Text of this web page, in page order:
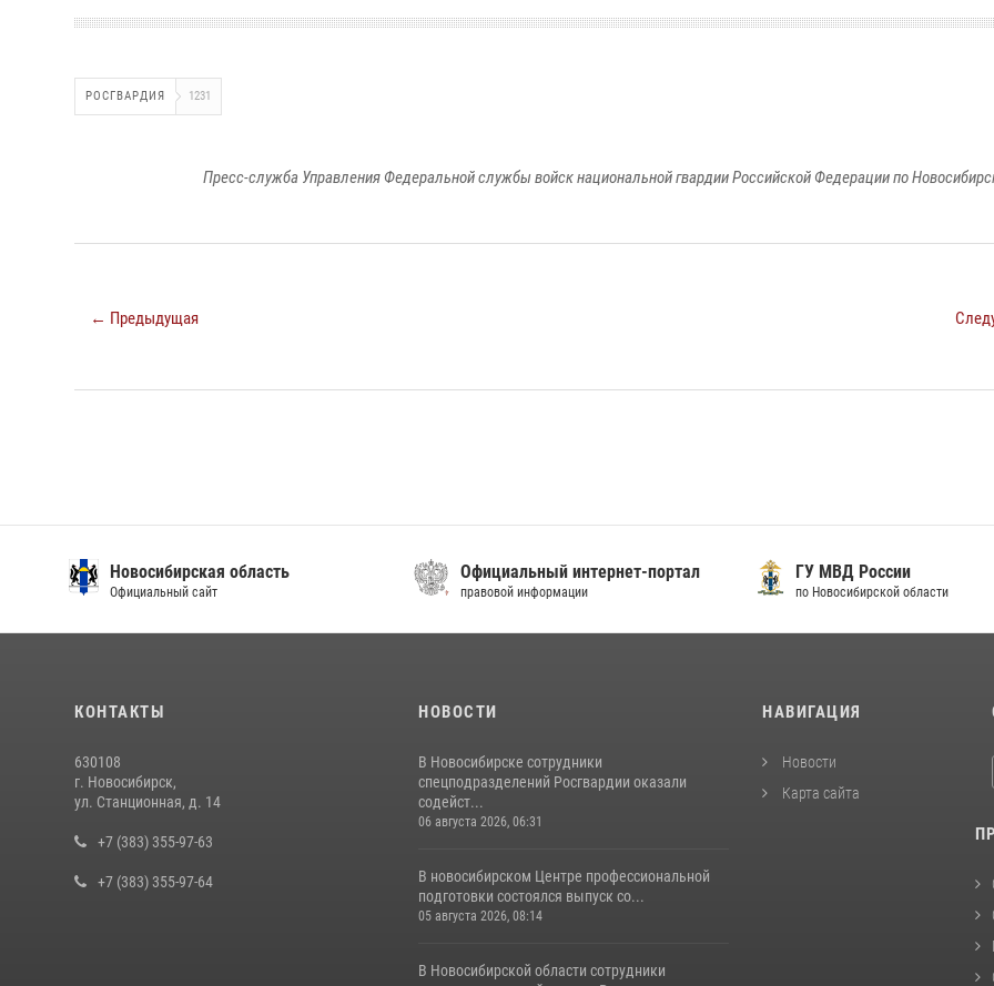
РОСГВАРДИЯ 1231
Пресс-служба Управления Федеральной службы войск национальной гвардии Российской Федерации по
← Предыдущая
Новосибирская область
Официальный сайт
Официальный интернет-портал
правовой информации
ГУ МВД России
по Новосибирской области
КОНТАКТЫ
630108
г. Новосибирск,
ул. Станционная, д. 14
+7 (383) 355-97-63
+7 (383) 355-97-64
НОВОСТИ
В Новосибирске сотрудники
спецподразделений Росгвардии оказали
содейст...
06 августа 2026, 06:31
В новосибирском Центре профессиональной
подготовки состоялся выпуск со...
05 августа 2026, 08:14
В Новосибирской области сотрудники
НАВИГАЦИЯ
Новости
Карта сайта